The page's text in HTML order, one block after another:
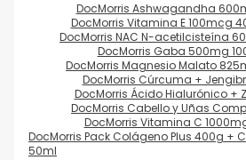
DocMorris Ashwagandha
DocMorris Vitamina E 100mcg
DocMorris NAC N-acetilcisteína
DocMorris Gaba 500mg
DocMorris Magnesio Malato
DocMorris Cúrcuma +
DocMorris Ácido Hialurónico +
DocMorris Cabello y Uñas
DocMorris Vitamina C
DocMorris Pack Colágeno Plus 400g +
50ml